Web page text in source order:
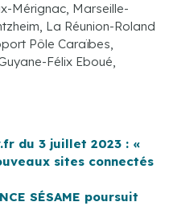
Mérignac, Marseille-
La Réunion-Roland
Pôle Caraïbes,
Félix Eboué,
du 3 juillet 2023 : «
sites connectés
SÉSAME poursuit